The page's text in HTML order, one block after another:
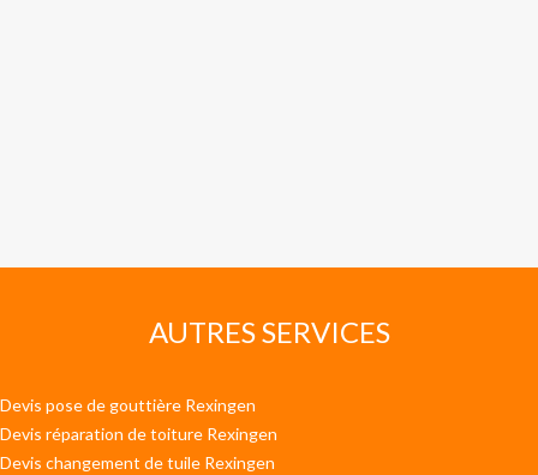
AUTRES SERVICES
Devis pose de gouttière Rexingen
Devis réparation de toiture Rexingen
Devis changement de tuile Rexingen